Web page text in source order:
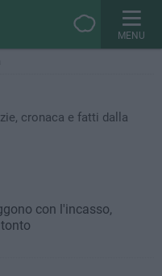
MENU
cronaca e fatti dalla
con l'incasso,